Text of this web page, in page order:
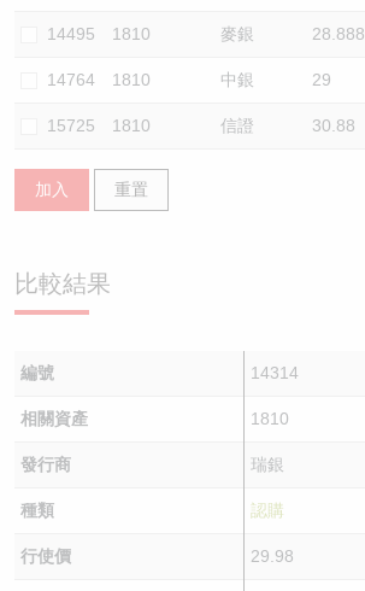
14495 1810 麥銀 28.888
14764 1810 中銀 29
15725 1810 信證 30.88
加入 重置
比較結果
編號 14314
相關資產 1810
發行商 瑞銀
種類 認購
行使價 29.98
牛熊證文件及公告 (瑞信)
收市競價變化